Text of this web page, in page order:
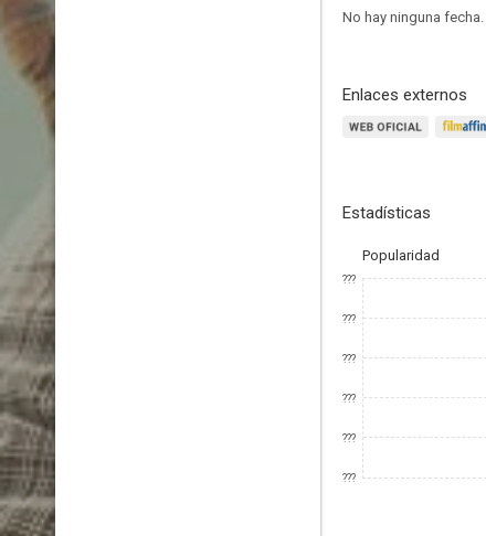
No hay ninguna fecha.
Enlaces externos
Estadísticas
Popularidad
???
???
???
???
???
???